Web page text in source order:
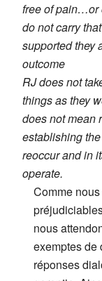
free of pain…or
do not carry
supported they
outcome
RJ does not
things as they
does not mean
establishing
reoccur and in
operate.
Comme
nous
exemptes de
réponses